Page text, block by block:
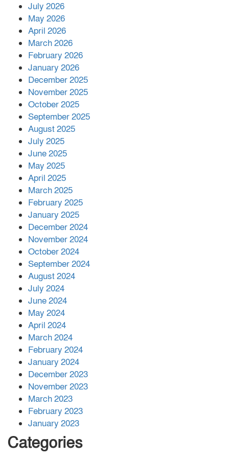
পর ফোন তারেক রহমানের,গ্যাস সঙ্কট
সহায়তা দিলেন সাচিং প্রু জেরী
July 2026
May 2026
April 2026
March 2026
February 2026
January 2026
December 2025
November 2025
October 2025
September 2025
August 2025
July 2025
June 2025
May 2025
April 2025
March 2025
February 2025
January 2025
December 2024
November 2024
October 2024
September 2024
August 2024
July 2024
June 2024
May 2024
April 2024
March 2024
February 2024
January 2024
December 2023
November 2023
March 2023
February 2023
January 2023
Categories